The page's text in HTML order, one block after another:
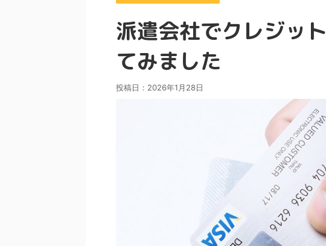
派遣会社でクレジッ
てみました
投稿日： 2026年1月28日